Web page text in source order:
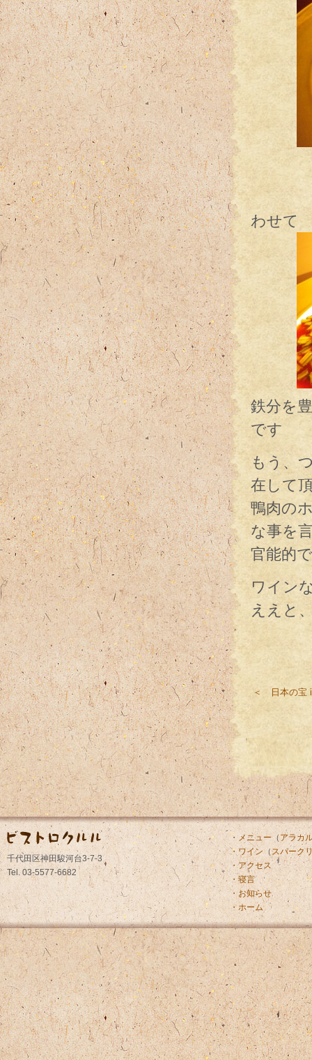
滋味
鴨の
わせて
鉄分を
です
もう、
在して
鴨肉の
な事を
官能的
ワイン
ええと
＜ 日本の宝
千代田区神田駿河台3-7-3
Tel. 03-5577-6682
・メニュー（ アラカ
・ワイン （スパーク
・アクセス
・寝言
・お知らせ
・ホーム